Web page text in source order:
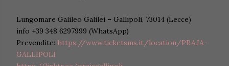
Lungomare Galileo Galilei – Gallipoli, 73014 (Lecce)
info +39 348 6297999 (WhatsApp)
Prevendite: https://www.ticketsms.it/location/PRAJA-
GALLIPOLI